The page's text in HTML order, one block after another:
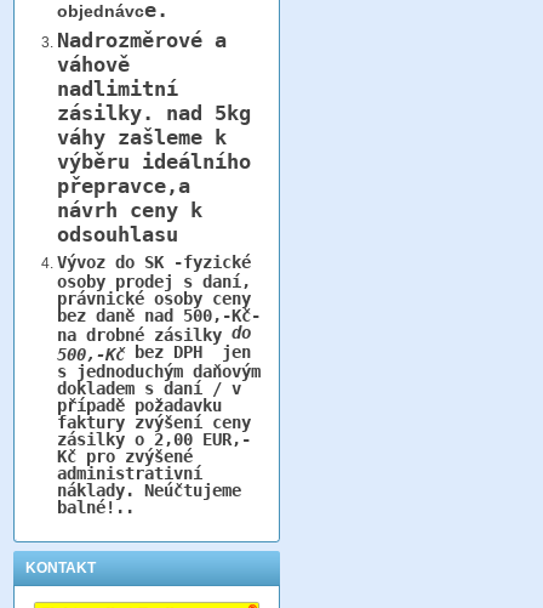
objednávce.
Nadrozměrové a
váhově
nadlimitní
zásilky. nad 5kg
váhy zašleme k
výběru ideálního
přepravce,a
návrh ceny k
odsouhlasu
Vývoz do SK -fyzické
osoby prodej s daní,
právnické osoby ceny
bez daně nad 500,-Kč-
na drobné zásilky do
500,-Kčbez DPH jen
s jednoduchým daňovým
dokladem s daní / v
případě požadavku
faktury zvýšení ceny
zásilky o 2,00 EUR,-
Kč pro zvýšené
administrativní
náklady. Neúčtujeme
balné!..
KONTAKT